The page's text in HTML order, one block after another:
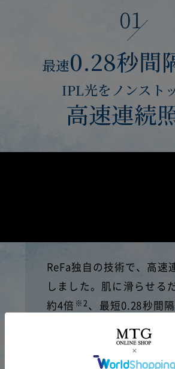
最速0.28秒間
IPL光をノンスト
高速連続
ReFa独自の技術で、高速
しました。肌に滑らせる
約4倍 ※2 、最短0.28秒間隔
お申し込み
3ステッ
注文完了画面で
お手続きください。
分割払い（60回）を選択
支払総額：60,000円（税込）
引き渡し日：株式会社ジャック
リファエピ ゴー クール
長保証で
現金販売価格：65,500円（税込
支払総額：65,500円（税込）